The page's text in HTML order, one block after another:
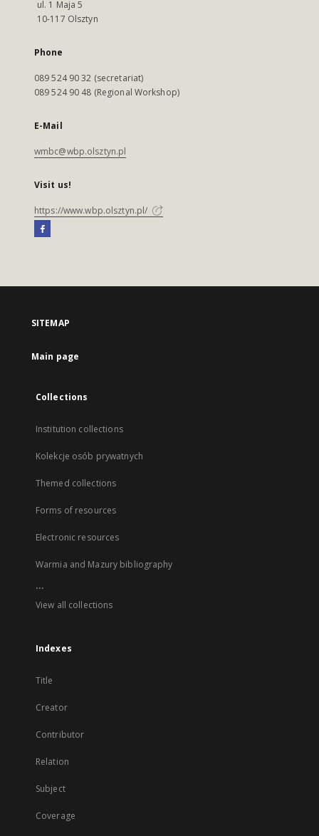
ul. 1 Maja 5
10-117 Olsztyn
Phone
089 524 90 32 (secretariat)
089 524 90 48 (Regional Workshop)
E-Mail
wmbc@wbp.olsztyn.pl
Visit us!
https://www.wbp.olsztyn.pl/
SITEMAP
Main page
Collections
Institution collections
Kolekcje osób prywatnych
Themed collections
Forms of resources
Electronic resources
Warmia and Mazury bibliography
...
View all collections
Indexes
Title
Creator
Contributor
Relation
Subject
Coverage